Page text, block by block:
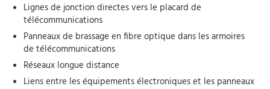
Lignes de jonction directes vers le placard de
télécommunications
Panneaux de brassage en fibre optique dans les armoires
de télécommunications
Réseaux longue distance
Liens entre les équipements électroniques et les panneaux